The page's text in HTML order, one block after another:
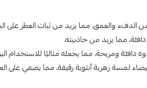
والعمق، مما يزيد من ثبات العطر على
مما يزيد من جاذبيته.
دافئة ومريحة، مما يجعله مثاليًا للاستخدام
لمسة زهرية أنثوية رقيقة، مما يضفي على